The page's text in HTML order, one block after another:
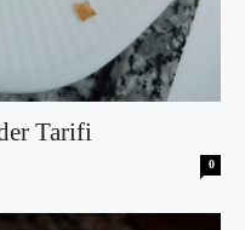
Tarifi
0